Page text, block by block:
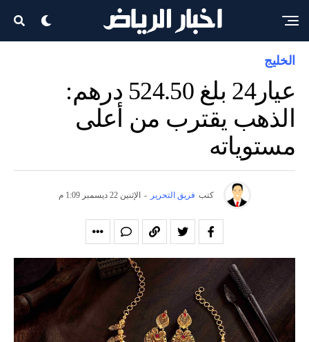
الخليج
عيار24 بلغ 524.50 درهم:
الذهب يقترب من أعلى
مستوياته
كتب فريق التحرير - الإثنين 22 ديسمبر 1:09 م